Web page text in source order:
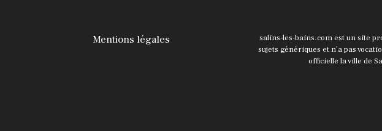
Mentions légales
salins-les-bains.com est un site
sujets génériques et n’a pas
officielle la ville de